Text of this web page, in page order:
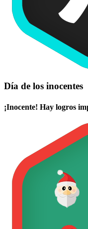
Día de los inocentes
¡Inocente! Hay logros